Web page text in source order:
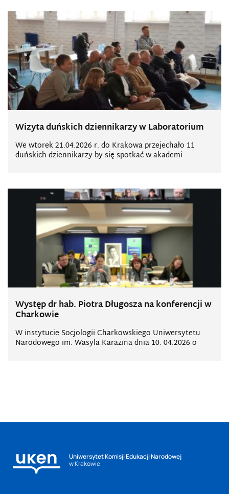
Wizyta duńskich dziennikarzy w Laboratorium
We wtorek 21.04.2026 r. do Krakowa przejechało 11
duńskich dziennikarzy by się spotkać w akademi
Występ dr hab. Piotra Długosza na konferencji w
Charkowie
W instytucie Socjologii Charkowskiego Uniwersytetu
Narodowego im. Wasyla Karazina dnia 10. 04.2026 o
Uniwersytet Komisji Edukacji Narodowej
w Krakowie